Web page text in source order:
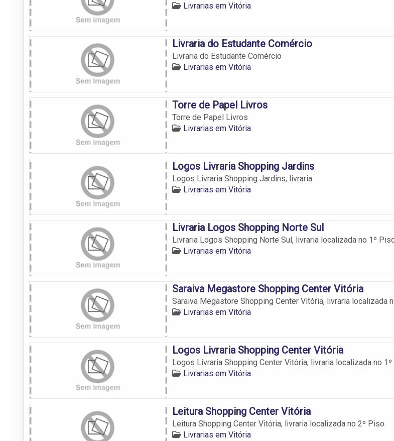
Livrarias em Vitória
Livraria do Estudante Comércio
Livraria do Estudante Comércio
Livrarias em Vitória
Torre de Papel Livros
Torre de Papel Livros
Livrarias em Vitória
Logos Livraria Shopping Jardins
Logos Livraria Shopping Jardins, livraria.
Livrarias em Vitória
Livraria Logos Shopping Norte Sul
Livraria Logos Shopping Norte Sul, livraria localizada no 1º
Livrarias em Vitória
Saraiva Megastore Shopping Center Vitória
Saraiva Megastore Shopping Center Vitória, livraria localizada
Livrarias em Vitória
Logos Livraria Shopping Center Vitória
Logos Livraria Shopping Center Vitória, livraria localizada no 1º
Livrarias em Vitória
Leitura Shopping Center Vitória
Leitura Shopping Center Vitória, livraria localizada no 2º Piso.
Livrarias em Vitória